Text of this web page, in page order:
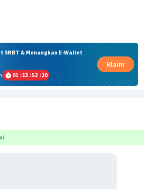
SNBT & Menangkan E-Wallet
01 :13 :52 :20
Klaim